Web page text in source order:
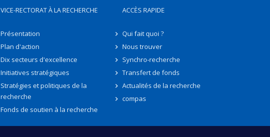
VICE-RECTORAT À LA RECHERCHE
Présentation
Plan d'action
Dix secteurs d'excellence
Initiatives stratégiques
Stratégies et politiques de la
recherche
Fonds de soutien à la recherche
ACCÈS RAPIDE
Qui fait quoi ?
Nous trouver
Synchro-recherche
Transfert de fonds
Actualités de la recherche
compas